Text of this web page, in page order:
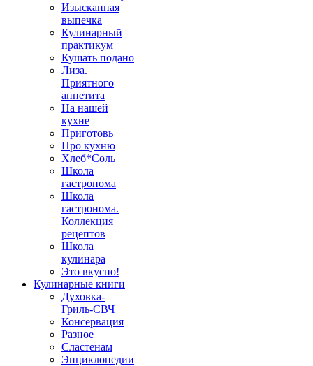
Изысканная
выпечка
Кулинарный
практикум
Кушать подано
Лиза.
Приятного
аппетита
На нашей
кухне
Приготовь
Про кухню
Хлеб*Соль
Школа
гастронома
Школа
гастронома.
Коллекция
рецептов
Школа
кулинара
Это вкусно!
Кулинарные книги
Духовка-
Гриль-СВЧ
Консервация
Разное
Сластенам
Энциклопедии